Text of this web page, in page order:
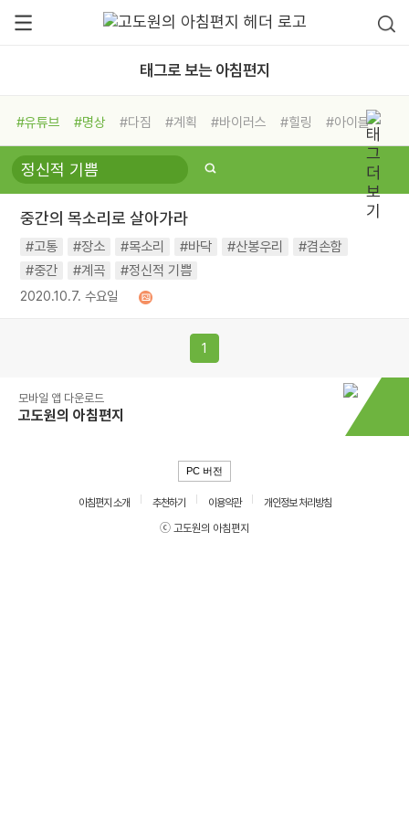
태그로 보는 아침편지
#유튜브 #명상 #다짐 #계획 #바이러스 #힐링
#아이들
#비전캠프
#독서캠프 #삶
#희망
#나눔 #친구 #링컨학교
#독서
#건강 #면역력
중간의 목소리로 살아가라
#고통 #장소 #목소리 #바닥 #산봉우리
#겸손함
#중간
#계곡 #정신적 기쁨
2020.10.7. 수요일
1
모바일 앱 다운로드
고도원의 아침편지
PC 버전
아침편지 소개 추천하기 이용약관
개인정보 처리방침
ⓒ 고도원의 아침편지